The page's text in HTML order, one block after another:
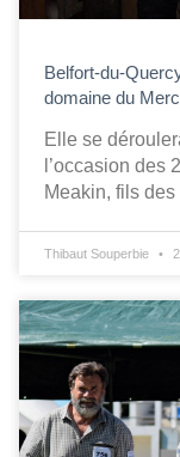
Belfort-du-
domaine du
Elle se
l’occasion des
Meakin, fils
Thibaut Souperbie